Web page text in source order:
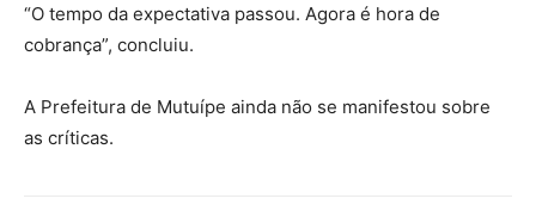
“O tempo da expectativa passou. Agora é hora de
cobrança”, concluiu.
A Prefeitura de Mutuípe ainda não se manifestou sobre
as críticas.